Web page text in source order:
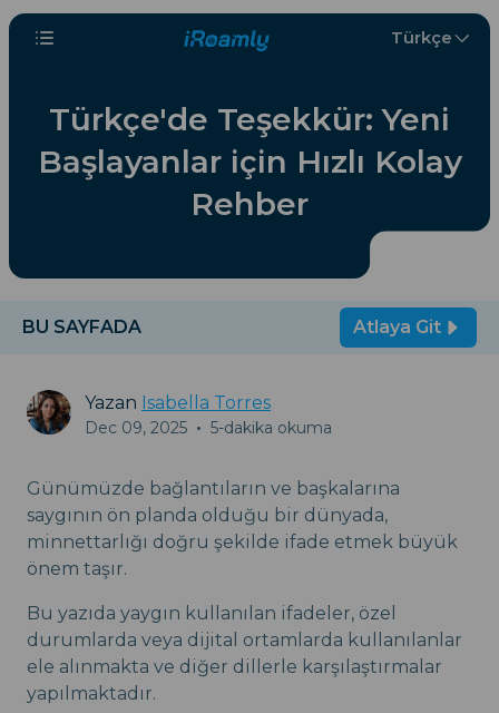
Türkçe
Türkçe'de Teşekkür: Yeni
Başlayanlar için Hızlı Kolay
Rehber
BU SAYFADA Atlaya Git
Yazan Isabella Torres
Dec 09, 2025 • 5-dakika okuma
Günümüzde bağlantıların ve başkalarına
saygının ön planda olduğu bir dünyada,
minnettarlığı doğru şekilde ifade etmek büyük
önem taşır.
Bu yazıda yaygın kullanılan ifadeler, özel
durumlarda veya dijital ortamlarda kullanılanlar
ele alınmakta ve diğer dillerle karşılaştırmalar
yapılmaktadır.